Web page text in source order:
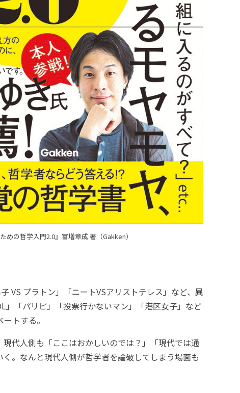
めの哲学入門2.0』富増章成 著（Gakken）
VS プラトン」「ニートVSアリストテレス」など、異
」「パリピ」「投票行かないマン」「港区女子」など
トする。
代人側も「ここはおかしいのでは？」「現代では通
。なんと現代人側が哲学者を論破してしまう場面も